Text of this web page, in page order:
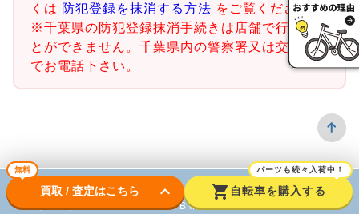
くは 防犯登録を抹消する方法 をご覧ください。
※千葉県の防犯登録抹消手続きは店舗で行うこ
とができません。千葉県内の警察署又は交番ま
でお電話下さい。
無料
買取 / 査定はこちら keyboard_arrow_down shopping_cart
パーツも続々入荷中！
自転車を購入する
ロードバイク BMX